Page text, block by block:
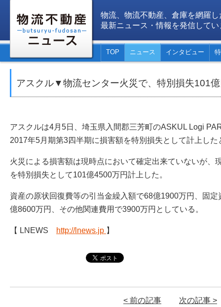
物流、物流不動産、倉庫を網羅し
最新ニュース・情報を発信してい
TOP ニュース インタビュー
アスクル▼物流センター火災で、特別損失101
アスクルは4月5日、埼玉県入間郡三芳町のASKUL Logi
2017年5月期第3四半期に損害額を特別損失として計上した
火災による損害額は現時点において確定出来ていないが、
を特別損失として101億4500万円計上した。
資産の原状回復費等の引当金繰入額で68億1900万円、固
億8600万円、その他関連費用で3900万円としている。
【 LNEWS http://lnews.jp 】
< 前の記事 次の記事 >